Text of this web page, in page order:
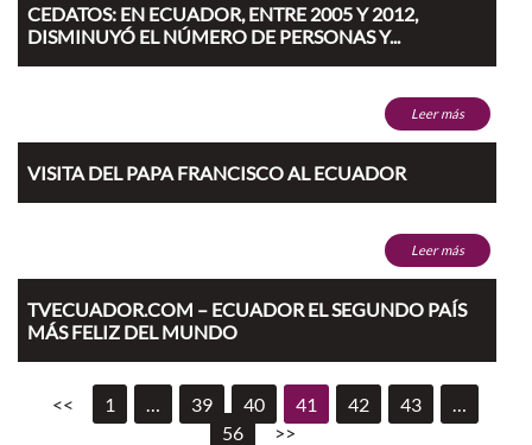
CEDATOS: EN ECUADOR, ENTRE 2005 Y 2012,
DISMINUYÓ EL NÚMERO DE PERSONAS Y...
Leer más
VISITA DEL PAPA FRANCISCO AL ECUADOR
Leer más
TVECUADOR.COM – ECUADOR EL SEGUNDO PAÍS
MÁS FELIZ DEL MUNDO
<< 1 … 39 40 41 42 43
…
56
>>